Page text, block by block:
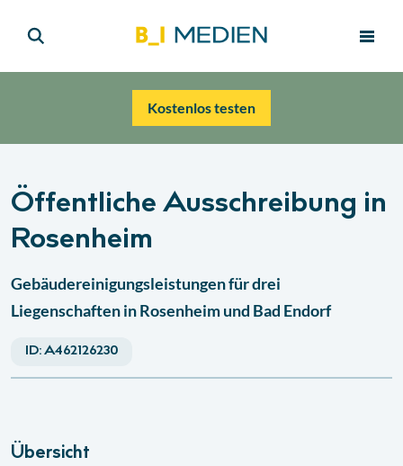
Kostenlos testen
Öffentliche Ausschreibung in
Rosenheim
Gebäudereinigungsleistungen für drei
Liegenschaften in Rosenheim und Bad Endorf
ID:A462126230
Übersicht